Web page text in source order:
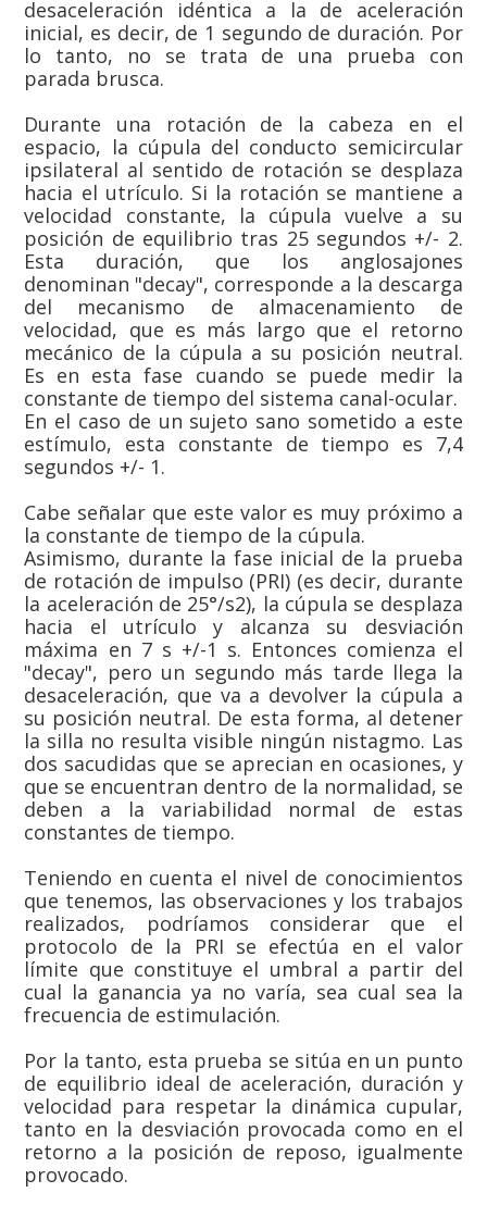
desaceleración idéntica a la de aceleración
inicial, es decir, de 1 segundo de duración. Por
lo tanto, no se trata de una prueba con
parada brusca.
Durante una rotación de la cabeza en el
espacio, la cúpula del conducto semicircular
ipsilateral al sentido de rotación se desplaza
hacia el utrículo. Si la rotación se mantiene a
velocidad constante, la cúpula vuelve a su
posición de equilibrio tras 25 segundos +/- 2.
Esta duración, que los anglosajones
denominan "decay", corresponde a la descarga
del mecanismo de almacenamiento de
velocidad, que es más largo que el retorno
mecánico de la cúpula a su posición neutral.
Es en esta fase cuando se puede medir la
constante de tiempo del sistema canal-ocular.
En el caso de un sujeto sano sometido a este
estímulo, esta constante de tiempo es 7,4
segundos +/- 1.
Cabe señalar que este valor es muy próximo a
la constante de tiempo de la cúpula.
Asimismo, durante la fase inicial de la prueba
de rotación de impulso (PRI) (es decir, durante
la aceleración de 25°/s2), la cúpula se desplaza
hacia el utrículo y alcanza su desviación
máxima en 7 s +/-1 s. Entonces comienza el
"decay", pero un segundo más tarde llega la
desaceleración, que va a devolver la cúpula a
su posición neutral. De esta forma, al detener
la silla no resulta visible ningún nistagmo. Las
dos sacudidas que se aprecian en ocasiones, y
que se encuentran dentro de la normalidad, se
deben a la variabilidad normal de estas
constantes de tiempo.
Teniendo en cuenta el nivel de conocimientos
que tenemos, las observaciones y los trabajos
realizados, podríamos considerar que el
protocolo de la PRI se efectúa en el valor
límite que constituye el umbral a partir del
cual la ganancia ya no varía, sea cual sea la
frecuencia de estimulación.
Por la tanto, esta prueba se sitúa en un punto
de equilibrio ideal de aceleración, duración y
velocidad para respetar la dinámica cupular,
tanto en la desviación provocada como en el
retorno a la posición de reposo, igualmente
provocado.